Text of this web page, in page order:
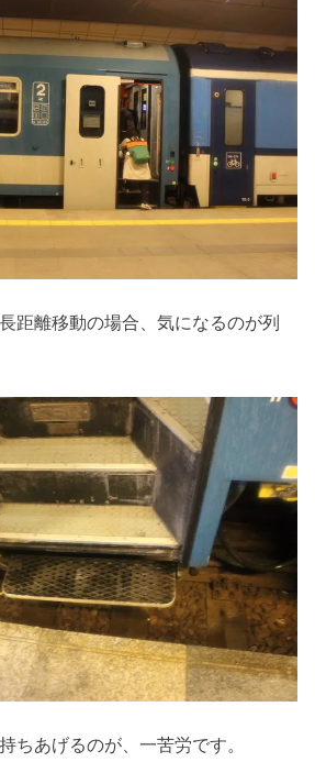
距離移動の場合、気になるのが列
ちあげるのが、一苦労です。